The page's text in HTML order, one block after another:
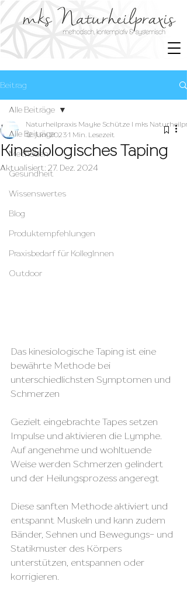
Beitrag
Alle Beiträge
Methoden
Gesundheit
Wissenswertes
Blog
Produktempfehlungen
Praxisbedarf für KollegInnen
Outdoor
Alle Beiträge
Kinesiologisches Taping
Naturheilpraxis Mayke Schütze I mks
12. Juni 2023 1 Min. Lesezeit
Aktualisiert: 27. Dez. 2024
Das kinesiologische Taping ist eine
bewährte Methode bei
unterschiedlichsten Symptomen und
Schmerzen
Gezielt eingebrachte Tapes setzen
Impulse und aktivieren die Lymphe.
Auf angenehme und wohltuende
Weise werden Schmerzen gelindert
und der Heilungsprozess angeregt
Diese sanften Methode aktiviert und
entspannt Muskeln und kann zudem
Bänder, Sehnen und Bewegungs- und
Statikmuster des Körpers
unterstützen, entspannen oder
korrigieren.